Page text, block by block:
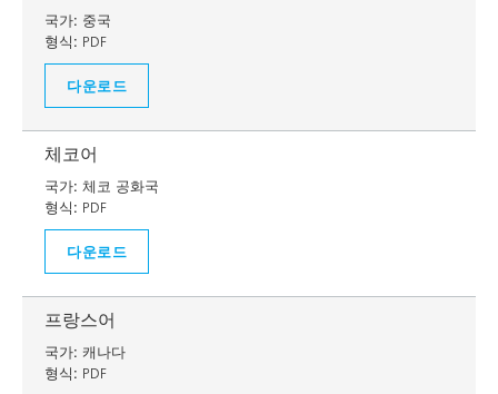
국가: 중국
형식: PDF
다운로드
체코어
국가: 체코 공화국
형식: PDF
다운로드
프랑스어
국가: 캐나다
형식: PDF